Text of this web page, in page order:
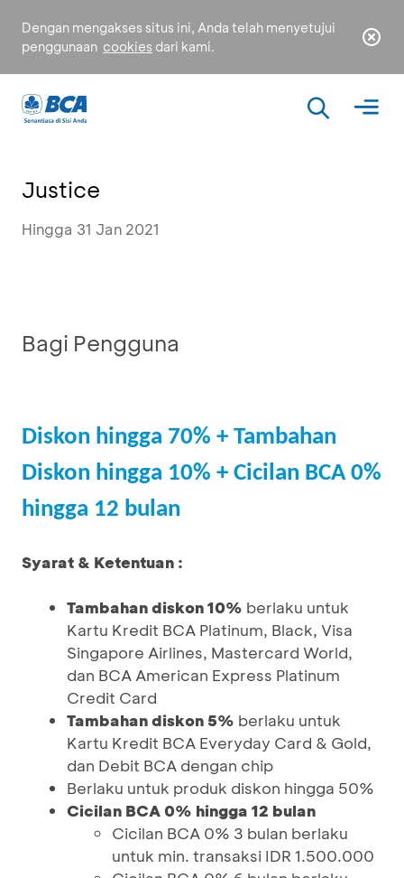
Dengan mengakses situs ini, Anda telah menyetujui
penggunaan cookies dari kami.
Justice
Hingga 31 Jan 2021
Bagi Pengguna
Diskon hingga 70% + Tambahan
Diskon hingga 10% + Cicilan BCA 0%
hingga 12 bulan
Syarat & Ketentuan :
Tambahan diskon 10% berlaku untuk
Kartu Kredit BCA Platinum, Black, Visa
Singapore Airlines, Mastercard World,
dan BCA American Express Platinum
Credit Card
Tambahan diskon 5% berlaku untuk
Kartu Kredit BCA Everyday Card & Gold,
dan Debit BCA dengan chip
Berlaku untuk produk diskon hingga 50%
Cicilan BCA 0% hingga 12 bulan
Cicilan BCA 0% 3 bulan berlaku
untuk min. transaksi IDR 1.500.000